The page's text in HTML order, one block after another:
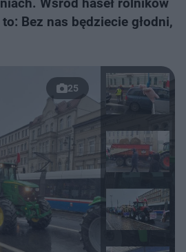
Bez nas będziecie głodni,
25